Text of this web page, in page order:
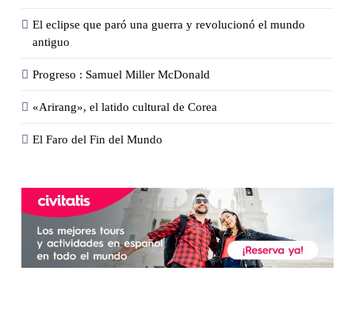
El eclipse que paró una guerra y revolucionó el mundo
antiguo
Progreso : Samuel Miller McDonald
«Arirang», el latido cultural de Corea
El Faro del Fin del Mundo